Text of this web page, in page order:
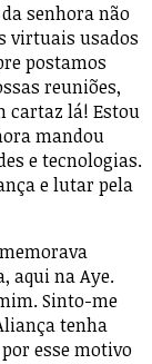
senhora não
virtuais usados
postamos
reuniões,
cartaz lá! Estou
mandou
e tecnologias.
e lutar pela
aqui na Aye.
Sinto-me
tenha
esse motivo